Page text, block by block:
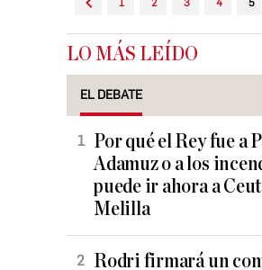
1 2 3 4 5
LO MÁS LEÍDO
EL DEBATE
Por qué el Rey fue a
Adamuz o a los
puede ir ahora a
Melilla
Rodri firmará un